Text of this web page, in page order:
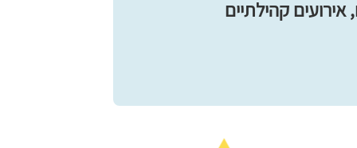
אירועים קהילתיים